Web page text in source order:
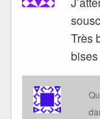
Très
bises